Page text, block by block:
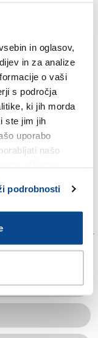
in oglasov,
in za analize
o vaši
s področja
ki jih morda
ste jim jih
uporabo
našo
podrobnosti
in
so potrebne za
pa vabimo, naj
S predstavo, je
ne samo na
vsak od nas
dnevniku.
prijava